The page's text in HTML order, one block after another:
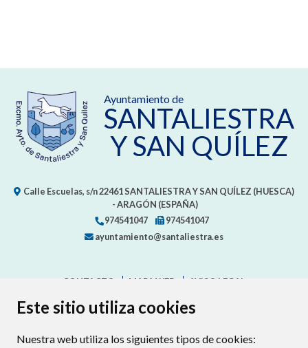
Este sitio utiliza cookies
Nuestra web utiliza los siguientes tipos de cookies:
Ayuntamiento de
SANTALIESTRA
Y SAN QUÍLEZ
Calle Escuelas, s/n22461SANTALIESTRA Y SAN QUÍLEZ (HUESCA)
- ARAGÓN (ESPAÑA)
974541047
974541047
ayuntamiento@santaliestra.es
CONTACTO MAPA WEB
AVISO LEGAL
PROTECCIÓN DE DATOS
POLÍTICA DE COOKIES